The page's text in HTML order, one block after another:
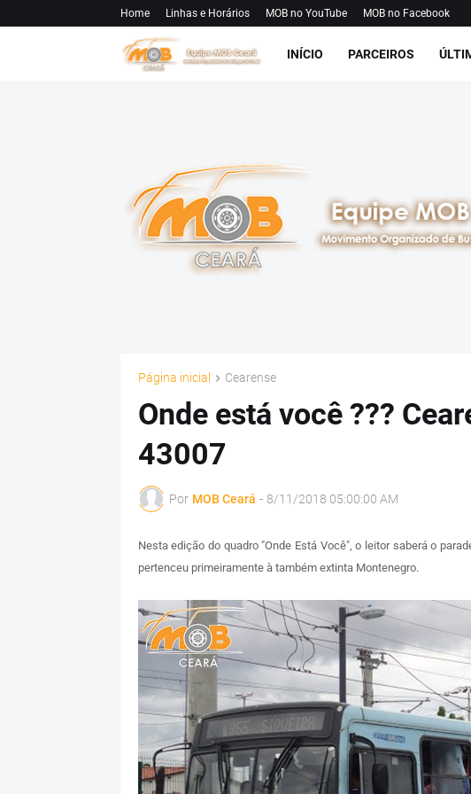
Home Linhas e Horários MOB no YouTube MOB no Facebook
INÍCIO PARCEIROS
Página inicial Cearense
Onde está você ???
43007
Por MOB Ceará - 8/11/2018 05:00:00 AM
Nesta edição do quadro "Onde Está Você", o leitor saberá o
pertenceu primeiramente à também extinta Montenegro.